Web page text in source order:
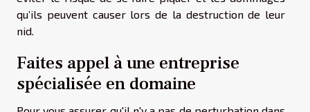
qu’ils peuvent causer lors de la destruction de leur
nid.
Faites appel à une entreprise
spécialisée en domaine